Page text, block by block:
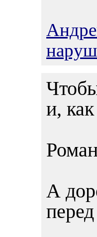
и,
А